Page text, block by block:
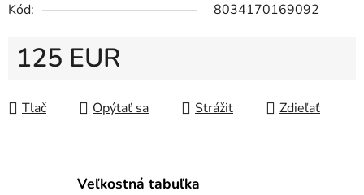
Kód:
8034170169092
125 EUR
Tlač
Opýtať sa Strážiť Zdieľať
Veľkostná tabuľka